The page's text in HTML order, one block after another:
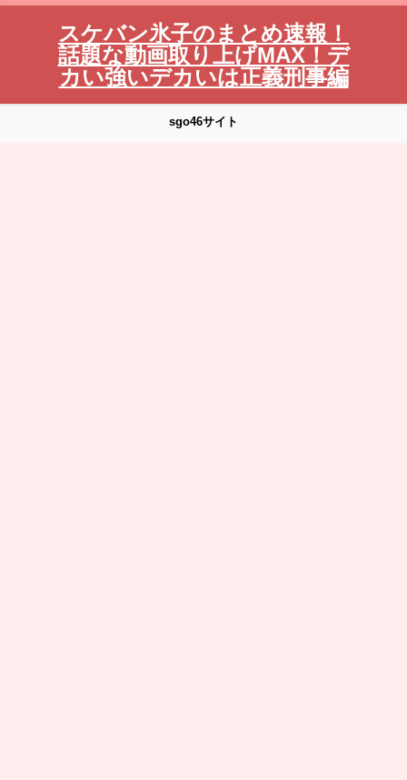
スケバン氷子のまとめ速報！
話題な動画取り上げMAX！デ
カい強いデカいは正義刑事編
sgo46サイト